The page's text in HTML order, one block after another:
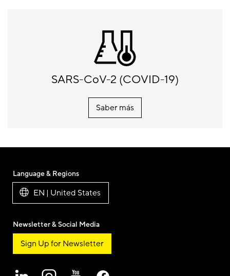
SARS-CoV-2 (COVID-19)
Saber más
Language & Regions
EN | United States
Newsletter & Social Media
Sign Up for Newsletter